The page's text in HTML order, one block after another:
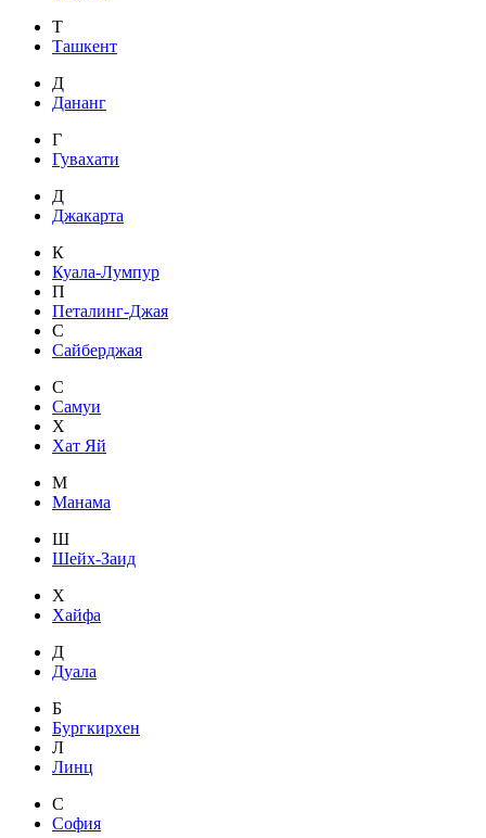
Т
Ташкент
Д
Дананг
Г
Гувахати
Д
Джакарта
К
Куала-Лумпур
П
Петалинг-Джая
С
Сайберджая
С
Самуи
Х
Хат Яй
М
Манама
Ш
Шейх-Заид
Х
Хайфа
Д
Дуала
Б
Бургкирхен
Л
Линц
С
София